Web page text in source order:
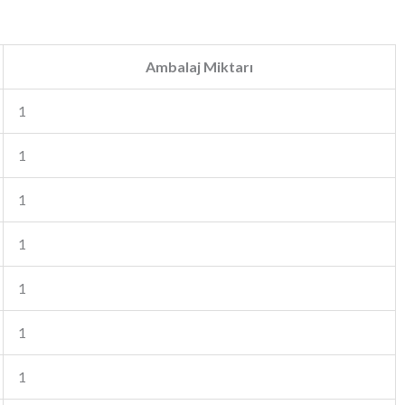
Ambalaj Miktarı
1
1
1
1
1
1
1